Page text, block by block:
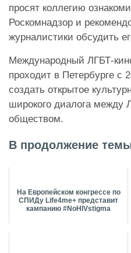
просят коллегию
Роскомнадзор и
журналистики обсудить
Международный ЛГБТ-
проходит в Петербурге с
создать открытое
широкого диалога между
обществом.
В продолжение
На Европейском конгрессе по
СПИДу Life4me+ представит
кампанию #NoHIVstigma